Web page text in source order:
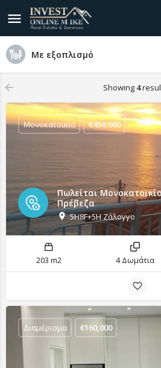
Με εξοπλισμό
Showing 4
Πωλείται
Πρέβεζα
5H8F+5H Ζάλογγο
Μονοκατοικία €450,000
203 m2 4 Δωμάτια
Διαμέρισμα €160,000